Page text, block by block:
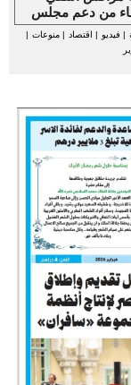
من دعم مجلس
| فيديو | اقتصاد |منوعات |